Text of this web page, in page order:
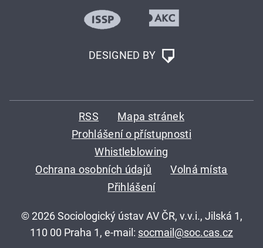
DESIGNED BY
RSS
Mapa stránek
Prohlášení o přístupnosti
Whistleblowing
Ochrana osobních údajů
Volná místa
Přihlášení
© 2026 Sociologický ústav AV ČR, v.v.i., Jilská 1,
110 00 Praha 1, e-mail: socmail@soc.cas.cz